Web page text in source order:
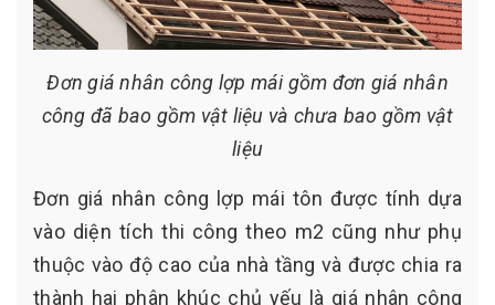
Đơn giá nhân công lợp mái gồm đơn giá nhân
công đã bao gồm vật liệu và chưa bao gồm vật
liệu
Đơn giá nhân công lợp mái tôn được tính dựa
vào diện tích thi công theo m2 cũng như phụ
thuộc vào độ cao của nhà tầng và được chia ra
thành hai phân khúc chủ yếu là giá nhân công